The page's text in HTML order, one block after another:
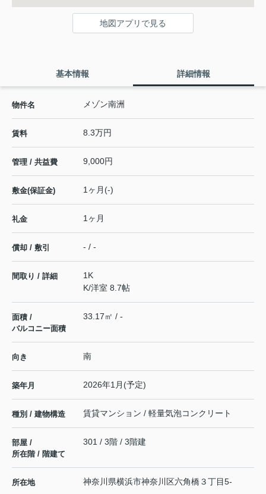
地図アプリで見る
基本情報 詳細情報
物件名 メゾン南洲
賃料 8.3万円
管理 / 共益費 9,000円
敷金(保証金) 1ヶ月(-)
礼金 1ヶ月
償却 / 敷引 - / -
間取り / 詳細
1K
K/洋室 8.7帖
面積 /
バルコニー面積
33.17㎡ / -
向き 南
築年月 2026年1月(予定)
種別 / 建物構造 賃貸マンション / 軽量気泡コンクリート
部屋 /
所在階 / 階建て
301 / 3階 / 3階建
所在地 神奈川県横浜市神奈川区六角橋３丁目5-